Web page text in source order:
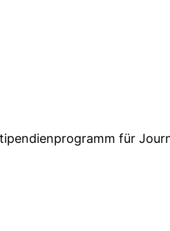
für